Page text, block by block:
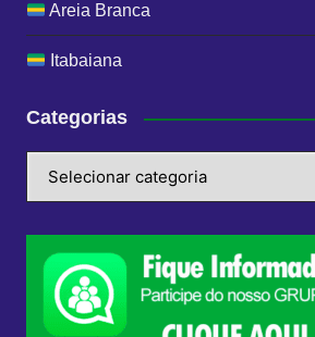
Areia Branca
Itabaiana
Categorias